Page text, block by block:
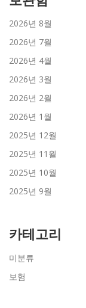
2026년 8월
2026년 7월
2026년 4월
2026년 3월
2026년 2월
2026년 1월
2025년 12월
2025년 11월
2025년 10월
2025년 9월
카테고리
미분류
보험